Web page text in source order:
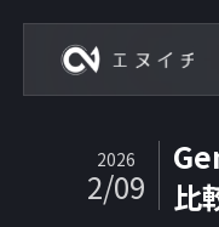
比
2026
2/09